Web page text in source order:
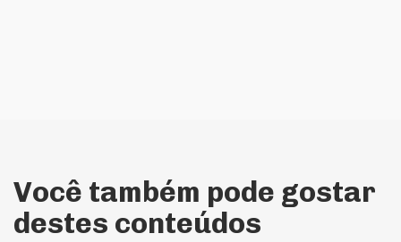
Você também pode gostar
destes conteúdos